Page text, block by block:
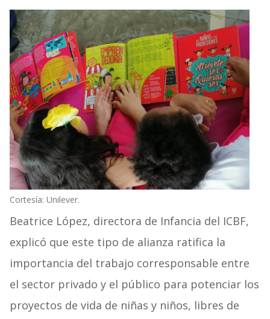
Cortesía: Unilever.
Beatrice López, directora de Infancia del ICBF,
explicó que este tipo de alianza ratifica la
importancia del trabajo corresponsable entre
el sector privado y el público para potenciar los
proyectos de vida de niñas y niños, libres de